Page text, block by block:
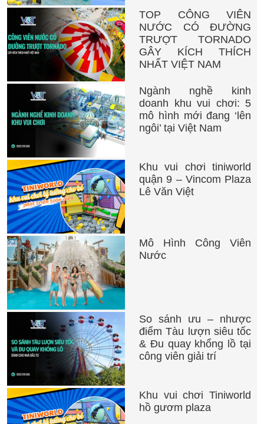
TOP CÔNG VIÊN
NƯỚC CÓ ĐƯỜNG
TRƯỢT TORNADO
GÂY KÍCH THÍCH
NHẤT VIỆT NAM
Ngành nghề kinh
doanh khu vui chơi: 5
mô hình mới đang ‘lên
ngôi’ tại Việt Nam
Khu vui chơi tiniworld
quận 9 – Vincom Plaza
Lê Văn Việt
Mô Hình Công Viên
Nước
So sánh ưu – nhược
điểm Tàu lượn siêu tốc
& Đu quay khổng lồ tại
công viên giải trí
Khu vui chơi Tiniworld
hồ gươm plaza